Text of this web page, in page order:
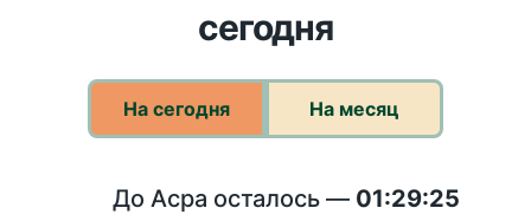
сегодня
На сегодня На месяц
До Асра осталось — 01:29:25